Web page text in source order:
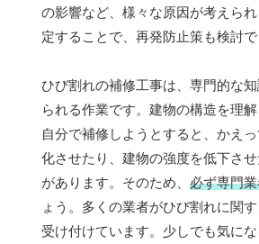
の影響など、様々な原因が考えら
定することで、再発防止策も検討で
ひび割れの補修工事は、専門的な
られる作業です。建物の構造を理
自分で補修しようとすると、かえ
化させたり、建物の強度を低下さ
があります。そのため、 必ず専門
ょう。多くの業者がひび割れに関
受け付けています。少しでも気に